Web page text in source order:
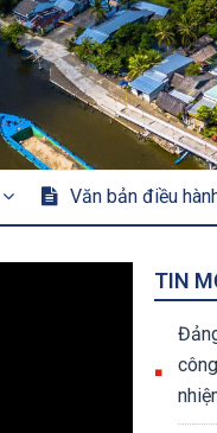
Văn bản điều
TIN